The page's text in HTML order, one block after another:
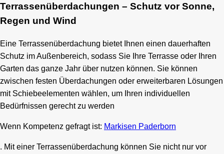
Terrassenüberdachungen – Schutz vor Sonne,
Regen und Wind
Eine Terrassenüberdachung bietet Ihnen einen dauerhaften
Schutz im Außenbereich, sodass Sie Ihre Terrasse oder Ihren
Garten das ganze Jahr über nutzen können. Sie können
zwischen festen Überdachungen oder erweiterbaren Lösungen
mit Schiebeelementen wählen, um Ihren individuellen
Bedürfnissen gerecht zu werden
Wenn Kompetenz gefragt ist: Markisen Paderborn
. Mit einer Terrassenüberdachung können Sie nicht nur vor